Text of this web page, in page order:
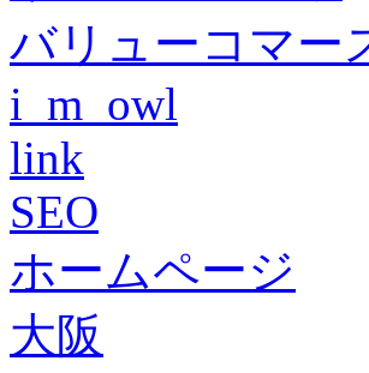
バリューコマ
i_m_owl
link
SEO
ホームページ
大阪